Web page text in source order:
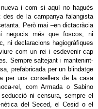
i com si aquí no hagués
de la campanya falangista
Però mai –en dictacràcia
negocis més que foscos, ni
ni declaracions hagiogràfiques
com un rei i esdevenir cap
Sempre saltejant i mantenint-
prefabricada per un blindatge
per uns consellers de la casa
rel, com Armada o Sabino
ni censura, sempre el
del Seced, el Cesid o el